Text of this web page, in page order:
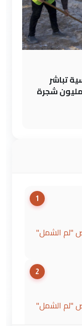
تباشر
شجرة
1
"لم الشمل"
2
"لم الشمل"